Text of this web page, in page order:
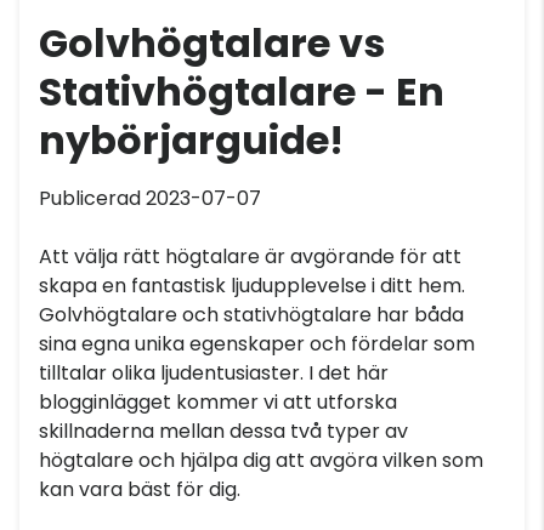
Golvhögtalare vs
Stativhögtalare - En
nybörjarguide!
Publicerad 2023-07-07
Att välja rätt högtalare är avgörande för att
skapa en fantastisk ljudupplevelse i ditt hem.
Golvhögtalare och stativhögtalare har båda
sina egna unika egenskaper och fördelar som
tilltalar olika ljudentusiaster. I det här
blogginlägget kommer vi att utforska
skillnaderna mellan dessa två typer av
högtalare och hjälpa dig att avgöra vilken som
kan vara bäst för dig.